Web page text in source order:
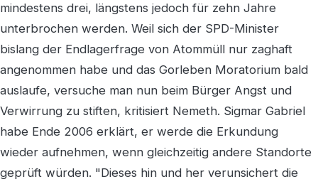
mindestens drei, längstens jedoch für zehn Jahre
unterbrochen werden. Weil sich der SPD-Minister
bislang der Endlagerfrage von Atommüll nur zaghaft
angenommen habe und das Gorleben Moratorium bald
auslaufe, versuche man nun beim Bürger Angst und
Verwirrung zu stiften, kritisiert Nemeth. Sigmar Gabriel
habe Ende 2006 erklärt, er werde die Erkundung
wieder aufnehmen, wenn gleichzeitig andere Standorte
geprüft würden. "Dieses hin und her verunsichert die